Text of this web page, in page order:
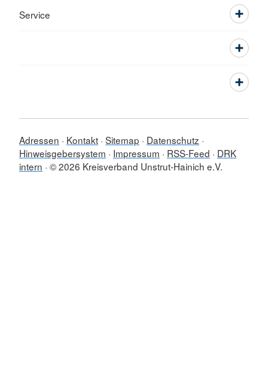
Service
Adressen Kontakt Sitemap
Datenschutz
Hinweisgebersystem
Impressum RSS-Feed
DRK
intern © 2026 Kreisverband Unstrut-Hainich e.V.